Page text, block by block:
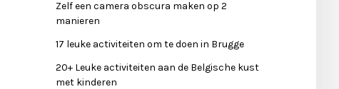
Zelf een camera obscura maken op 2
manieren
17 leuke activiteiten om te doen in Brugge
20+ Leuke activiteiten aan de Belgische kust
met kinderen